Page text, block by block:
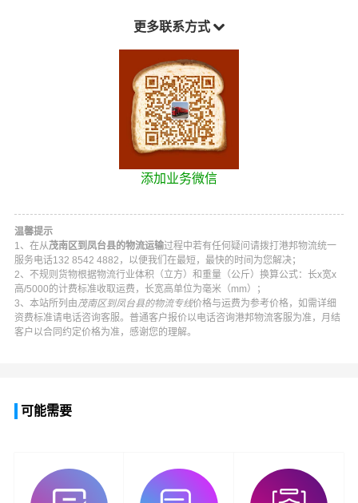
更多联系方式
添加业务微信
温馨提示
1、在从茂南区到凤台县的物流运输过程中若有任何疑问请拨打 港邦物流统一
服务电话132 8542 4882 ，以便我们在最短，最快的时间为您解决；
2、不规则货物根据物流行业体积（立方）和重量（公斤）换算公式：长x宽x
高/5000的计费标准收取运费，长宽高单位为毫米（mm）；
3、本站所列由茂南区到凤台县的物流专线价格与运费为参考价格，如需详细
资费标准请电话咨询客服。普通客户报价以电话咨询港邦物流客服为准，月结
客户以合同约定价格为准，感谢您的理解。
可能需要